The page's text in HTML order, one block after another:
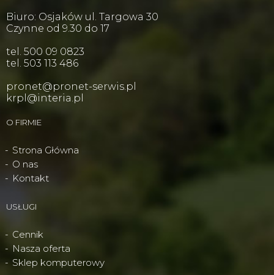
Biuro: Osjaków ul. Targowa 30
Czynne od 9.30 do 17
tel. 500 09 0823
tel. 503 113 486
pronet@pronet-serwis.pl
krpl@interia.pl
O FIRMIE
Strona Główna
O nas
Kontakt
USŁUGI
Cennik
Nasza oferta
Sklep komputerowy